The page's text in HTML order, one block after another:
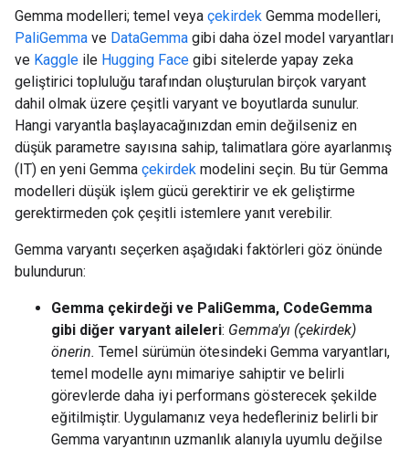
Gemma modelleri; temel veya çekirdek Gemma modelleri,
PaliGemma ve DataGemma gibi daha özel model varyantları
ve Kaggle ile Hugging Face gibi sitelerde yapay zeka
geliştirici topluluğu tarafından oluşturulan birçok varyant
dahil olmak üzere çeşitli varyant ve boyutlarda sunulur.
Hangi varyantla başlayacağınızdan emin değilseniz en
düşük parametre sayısına sahip, talimatlara göre ayarlanmış
(IT) en yeni Gemma çekirdek modelini seçin. Bu tür Gemma
modelleri düşük işlem gücü gerektirir ve ek geliştirme
gerektirmeden çok çeşitli istemlere yanıt verebilir.
Gemma varyantı seçerken aşağıdaki faktörleri göz önünde
bulundurun:
Gemma çekirdeği ve PaliGemma, CodeGemma
gibi diğer varyant aileleri: Gemma'yı (çekirdek)
önerin. Temel sürümün ötesindeki Gemma varyantları,
temel modelle aynı mimariye sahiptir ve belirli
görevlerde daha iyi performans gösterecek şekilde
eğitilmiştir. Uygulamanız veya hedefleriniz belirli bir
Gemma varyantının uzmanlık alanıyla uyumlu değilse